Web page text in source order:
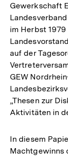
Gewerkschaft
im Herbst
auf der
GEW
„Thesen zur
Aktivitäten in
In diesem
Machtgewinns